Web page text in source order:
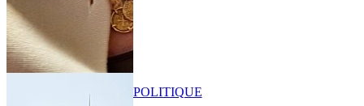
POLITIQUE